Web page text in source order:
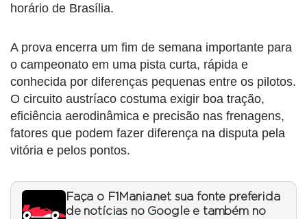
horário de Brasília.
A prova encerra um fim de semana importante para
o campeonato em uma pista curta, rápida e
conhecida por diferenças pequenas entre os pilotos.
O circuito austríaco costuma exigir boa tração,
eficiência aerodinâmica e precisão nas frenagens,
fatores que podem fazer diferença na disputa pela
vitória e pelos pontos.
Faça o F1Mania.net sua fonte preferida
de notícias no Google e também no